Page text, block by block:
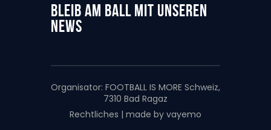
BLEIB AM BALL MIT UNSEREN
NEWS
Organisator: FOOTBALL IS MORE Schweiz,
7310 Bad Ragaz
Rechtliches | made by vayemo